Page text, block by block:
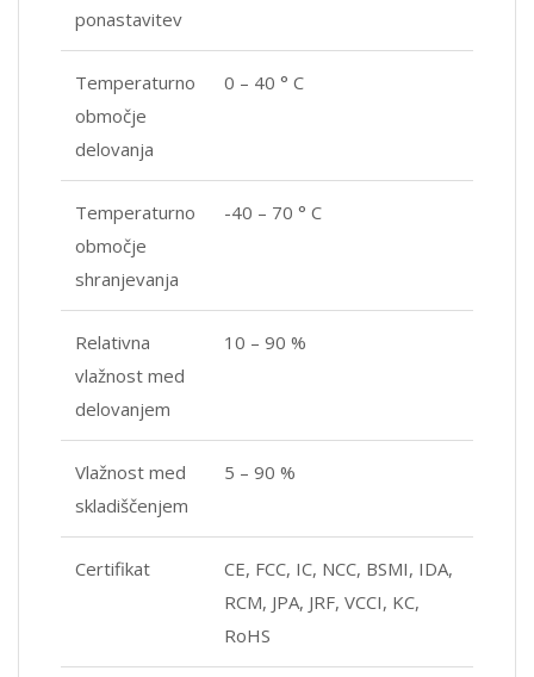
ponastavitev
Temperaturno
območje
delovanja
0 – 40 ° C
Temperaturno
območje
shranjevanja
-40 – 70 ° C
Relativna
vlažnost med
delovanjem
10 – 90 %
Vlažnost med
skladiščenjem
5 – 90 %
Certifikat
CE, FCC, IC, NCC, BSMI, IDA,
RCM, JPA, JRF, VCCI, KC,
RoHS